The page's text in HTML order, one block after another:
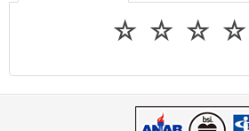
CPUやメモリをアップグレードしたい
☆
☆
☆
☆